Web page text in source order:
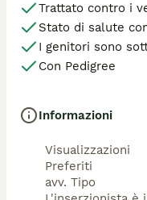
Trattato contro i
Stato di salute
I genitori sono
Con Pedigree
Informazioni
Visualizzazioni
Preferiti
avv. Tipo